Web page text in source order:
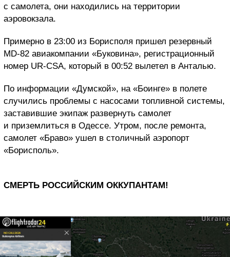
с самолета, они находились на территории
аэровокзала.
Примерно в 23:00 из Борисполя пришел резервный
MD-82 авиакомпании «Буковина», регистрационный
номер UR-CSA, который в 00:52 вылетел в Анталью.
По информации «Думской», на «Боинге» в полете
случились проблемы с насосами топливной системы,
заставившие экипаж развернуть самолет
и приземлиться в Одессе. Утром, после ремонта,
самолет «Браво» ушел в столичный аэропорт
«Борисполь».
СМЕРТЬ РОССИЙСКИМ ОККУПАНТАМ!